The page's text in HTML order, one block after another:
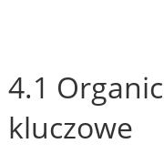
4.1
kluczowe